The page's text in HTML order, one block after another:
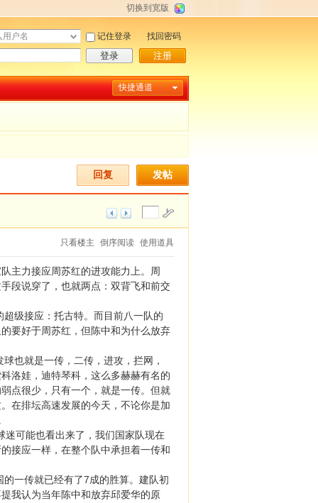
切换到宽版
记住登录
登录
找回密码
注册
快捷通道
发帖
回复
只看楼主 倒序阅读 使用道具
主力接应周苏红的进攻能力上。周
段说穿了，也就两点：双背飞和前交
级接应：托古特。而目前八一队的
要好于周苏红，但陈中和为什么放弃
就是一传，二传，进攻，拦网，
洛娃，迪特琴科，这么多赫赫有名的
点很少，只有一个，就是一传。但就
在排坛高速发展的今天，不论你是加
可能也看出来了，我们国家队现在
接应一样，在整个队中承担着一传和
一传就已经有了7成的胜算。建队初
我认为当年陈中和放弃邱爱华的原